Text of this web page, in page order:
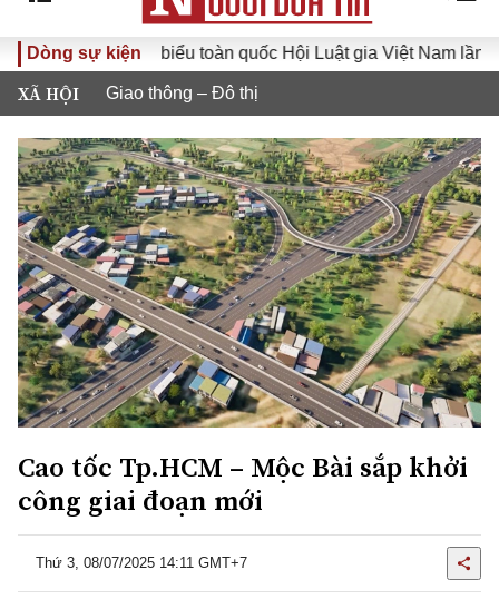
Dòng sự kiện
hội đại biểu toàn quốc Hội Luật gia Việt Nam lần thứ XV
XÃ HỘI Giao thông – Đô thị
Cao tốc Tp.HCM – Mộc Bài sắp khởi
công giai đoạn mới
Thứ 3, 08/07/2025 14:11 GMT+7